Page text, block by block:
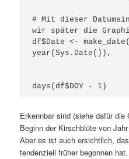
# Mit dieser
wir später die
df$Date <-
year(Sys.Date()),
days(df$DOY - 1)
Erkennbar sind (siehe dafür
Beginn der Kirschblüte von
Aber es ist auch ersichtlich,
tendenziell früher begonnen hat.